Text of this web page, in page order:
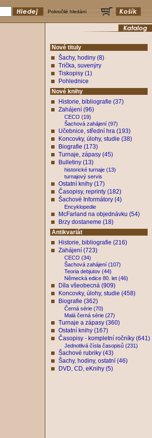
Pokročilé hledání
Nové tituly
Šachy, hodiny (8)
Trička, suvenýry
Tiskopisy (1)
Pohlednice
Nové knihy
Historie, bibliografie (37)
Zahájení (96)
CECO (19)
Šachová zahájení (97)
Učebnice, střední hra (193)
Koncovky, úlohy, studie (38)
Biografie (173)
Turnaje, zápasy (45)
Bulletiny (13)
historické turnaje (13)
turnajový servis
Ostatní knihy (17)
Časopisy, reprinty (182)
Šachové Informátory (4)
Encyklopedie
McFarland na objednávku (54)
Brzy dostaneme (18)
Antikvariát
Historie, bibliografie (216)
Zahájení (723)
CECO (34)
Šachová zahájení (107)
Teoria debjutov (44)
Německá edice 80. let (46)
Díla všeobecná (909)
Koncovky, úlohy, studie (458)
Biografie (362)
Černá série (70)
Malá černá série (27)
Turnaje a zápasy (360)
Ostatní knihy (167)
Časopisy - kompletní ročníky (641)
Jednotlivá čísla časopisů (231)
Šachové rubriky (43)
Šachy, hodiny, ostatní (46)
DVD, CD, eKnihy (5)